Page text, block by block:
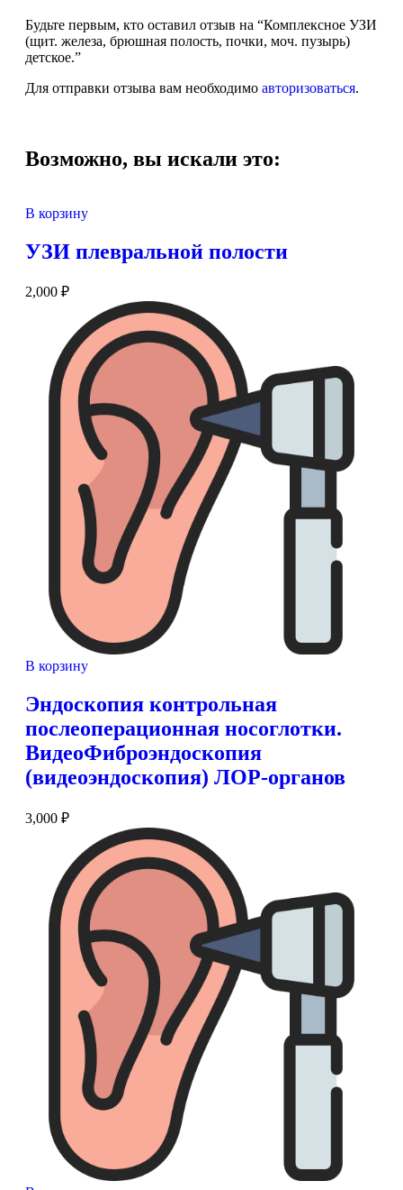
Будьте первым, кто оставил отзыв на “Комплексное УЗИ
(щит. железа, брюшная полость, почки, моч. пузырь)
детское.”
Для отправки отзыва вам необходимо авторизоваться.
Возможно, вы искали это:
В корзину
УЗИ плевральной полости
2,000 ₽
В корзину
Эндоскопия контрольная
послеоперационная носоглотки.
ВидеоФиброэндоскопия
(видеоэндоскопия) ЛОР-органов
3,000 ₽